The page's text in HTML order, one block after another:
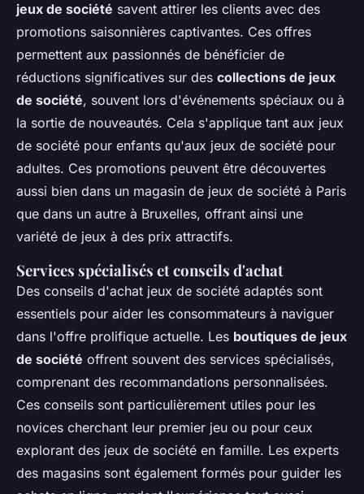
jeux de société savent attirer les clients avec des
promotions saisonnières captivantes. Ces offres
permettent aux passionnés de bénéficier de
réductions significatives sur des collections de jeux
de société, souvent lors d'événements spéciaux ou à
la sortie de nouveautés. Cela s'applique tant aux jeux
de société pour enfants qu'aux jeux de société pour
adultes. Ces promotions peuvent être découvertes
aussi bien dans un magasin de jeux de société à Paris
que dans un autre à Bruxelles, offrant ainsi une
variété de jeux à des prix attractifs.
Services spécialisés et conseils d'achat
Des conseils d'achat jeux de société adaptés sont
essentiels pour aider les consommateurs à naviguer
dans l'offre prolifique actuelle. Les boutiques de jeux
de société offrent souvent des services spécialisés,
comprenant des recommandations personnalisées.
Ces conseils sont particulièrement utiles pour les
novices cherchant leur premier jeu ou pour ceux
explorant des jeux de société en famille. Les experts
des magasins sont également formés pour guider les